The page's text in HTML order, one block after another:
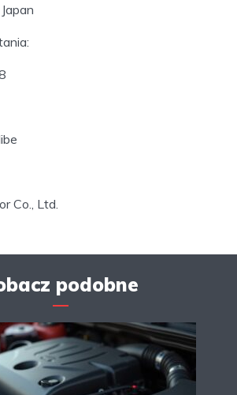
Co., Ltd.
podobne